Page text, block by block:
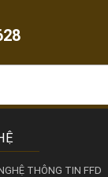
THÔNG TIN FFD